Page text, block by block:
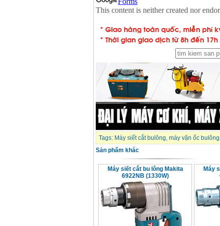
Tags: Máy siết cắt bulông, máy vặn ốc bulông
Sản phẩm khác
Máy siết cắt bu lông Makita
6922NB (1330W)
Máy